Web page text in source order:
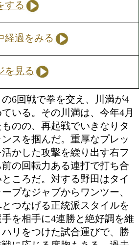
VS
野田 賢史(金子)
をする
中経過をみる
ジを見る
月の6回戦で拳を交え、
めている。その川満は
たものの、再起戦でい